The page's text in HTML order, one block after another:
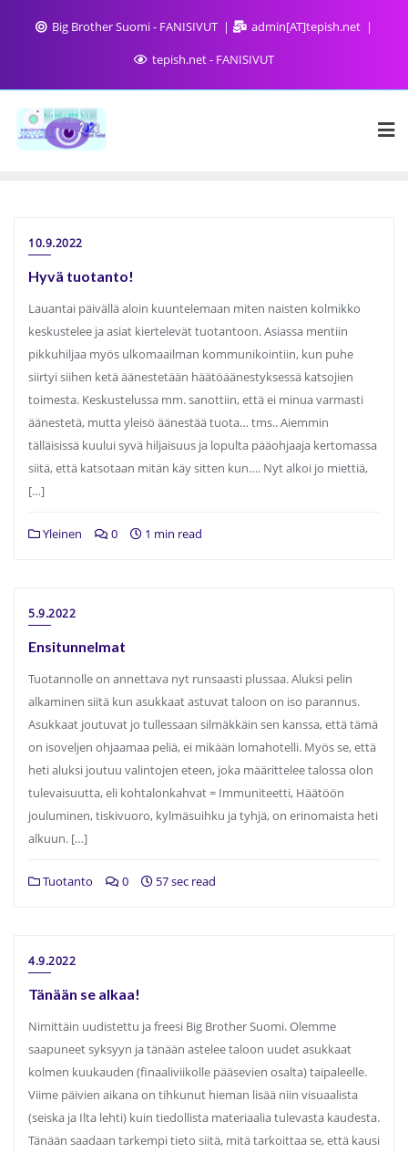
Big Brother Suomi - FANISIVUT
admin[AT]tepish.net
tepish.net - FANISIVUT
10.9.2022
Hyvä tuotanto!
Lauantai päivällä aloin kuuntelemaan miten naisten kolmikko
keskustelee ja asiat kiertelevät tuotantoon. Asiassa mentiin
pikkuhiljaa myös ulkomaailman kommunikointiin, kun puhe
siirtyi siihen ketä äänestetään häätöäänestyksessä katsojien
toimesta. Keskustelussa mm. sanottiin, että ei minua varmasti
äänestetä, mutta yleisö äänestää tuota… tms.. Aiemmin
tälläisissä kuului syvä hiljaisuus ja lopulta pääohjaaja kertomassa
siitä, että katsotaan mitän käy sitten kun…. Nyt alkoi jo miettiä,
[…]
Yleinen 0 1 min read
5.9.2022
Ensitunnelmat
Tuotannolle on annettava nyt runsaasti plussaa. Aluksi pelin
alkaminen siitä kun asukkaat astuvat taloon on iso parannus.
Asukkaat joutuvat jo tullessaan silmäkkäin sen kanssa, että tämä
on isoveljen ohjaamaa peliä, ei mikään lomahotelli. Myös se, että
heti aluksi joutuu valintojen eteen, joka määrittelee talossa olon
tulevaisuutta, eli kohtalonkahvat = Immuniteetti, Häätöön
jouluminen, tiskivuoro, kylmäsuihku ja tyhjä, on erinomaista heti
alkuun. […]
Tuotanto 0 57 sec read
4.9.2022
Tänään se alkaa!
Nimittäin uudistettu ja freesi Big Brother Suomi. Olemme
saapuneet syksyyn ja tänään astelee taloon uudet asukkaat
kolmen kuukauden (finaaliviikolle pääsevien osalta) taipaleelle.
Viime päivien aikana on tihkunut hieman lisää niin visuaalista
(seiska ja Ilta lehti) kuin tiedollista materiaalia tulevasta kaudesta.
Tänään saadaan tarkempi tieto siitä, mitä tarkoittaa se, että kausi